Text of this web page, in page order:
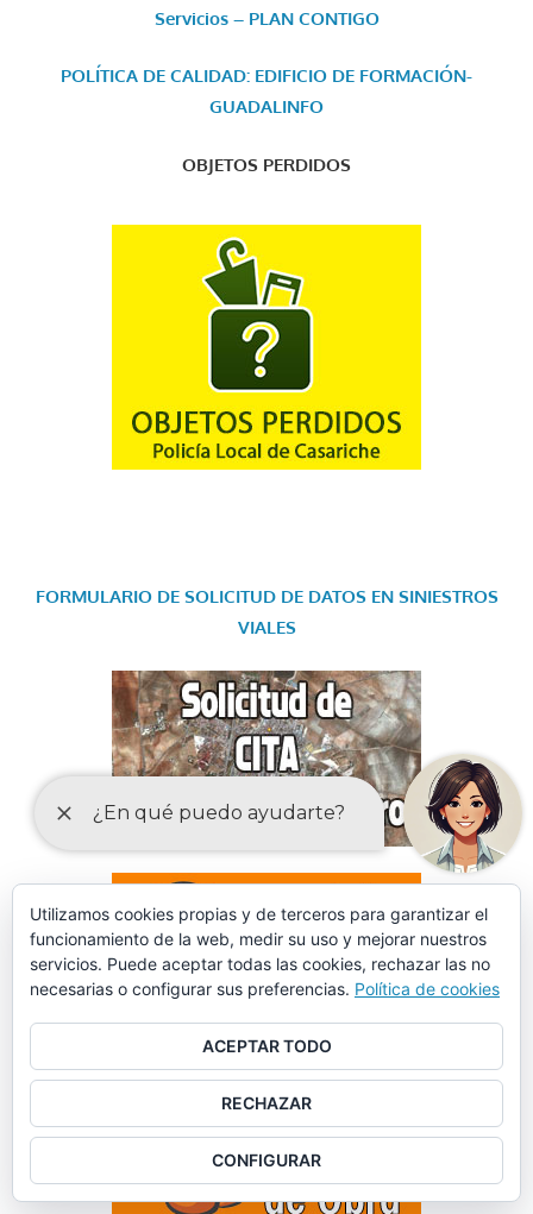
Servicios – PLAN CONTIGO
POLÍTICA DE CALIDAD: EDIFICIO DE FORMACIÓN-
GUADALINFO
OBJETOS PERDIDOS
FORMULARIO DE SOLICITUD DE DATOS EN SINIESTROS
VIALES
Utilizamos cookies propias y de terceros para garantizar el
funcionamiento de la web, medir su uso y mejorar nuestros
servicios. Puede aceptar todas las cookies, rechazar las no
necesarias o configurar sus preferencias. Política de cookies
ACEPTAR TODO
RECHAZAR
CONFIGURAR